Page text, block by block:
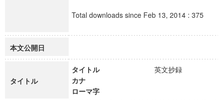
Total downloads since Feb 13, 2014 : 375
本文公開日
タイトル
タイトル
英文抄録
カナ
ローマ字